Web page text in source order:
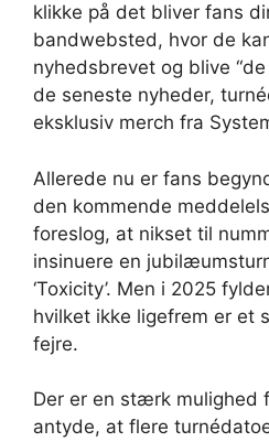
klikke på det bliver fans
bandwebsted, hvor de
nyhedsbrevet og blive
de seneste nyheder,
eksklusiv merch fra
Allerede nu er fans
den kommende
foreslog, at nikset til
insinuere en
‘Toxicity’. Men i 2025
hvilket ikke ligefrem er et
fejre.
Der er en stærk mulighed
antyde, at flere